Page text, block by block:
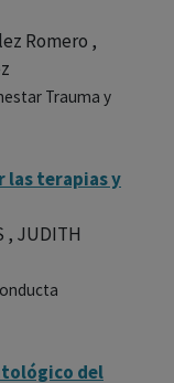
Romero ,
Trauma y
las terapias y
, JUDITH
del